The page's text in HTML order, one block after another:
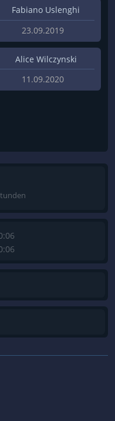
Fabiano Uslenghi
23.09.2019
Alice Wilczynski
11.09.2020